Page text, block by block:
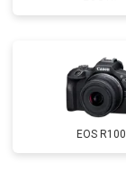
EOS R100